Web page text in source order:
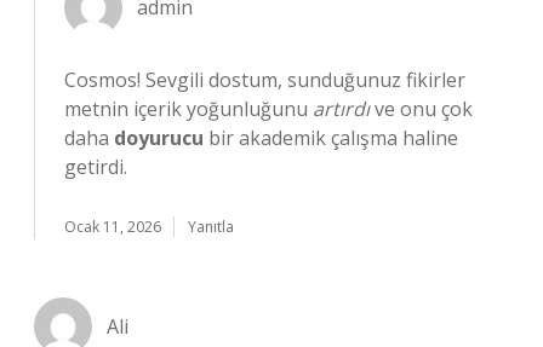
admin
Cosmos! Sevgili dostum, sunduğunuz fikirler
metnin içerik yoğunluğunu artırdıve onu çok
daha doyurucu bir akademik çalışma haline
getirdi.
Ocak 11, 2026 Yanıtla
Ali